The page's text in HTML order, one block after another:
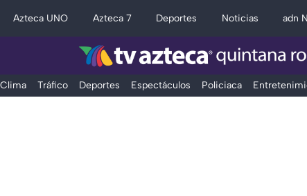
Azteca UNO Azteca 7 Deportes Noticias adn
Clima Tráfico Deportes Espectáculos Policiaca